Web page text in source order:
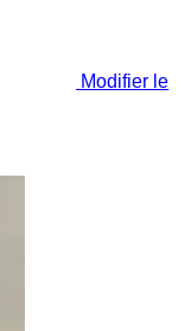
Modifier le